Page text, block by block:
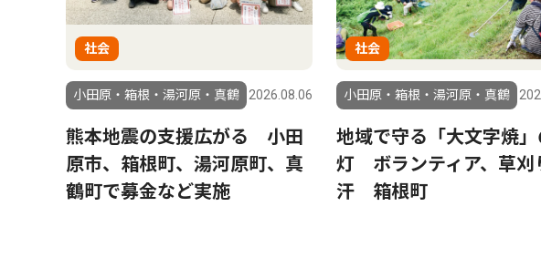
社会
小田原・箱根・湯河原・真鶴 2026.08.06
熊本地震の支援広がる 小田
原市、箱根町、湯河原町、真
鶴町で募金など実施
社会
小田原・箱根・湯河原・真鶴
地域で守る「大文字焼」
灯 ボランティア、草刈
汗 箱根町